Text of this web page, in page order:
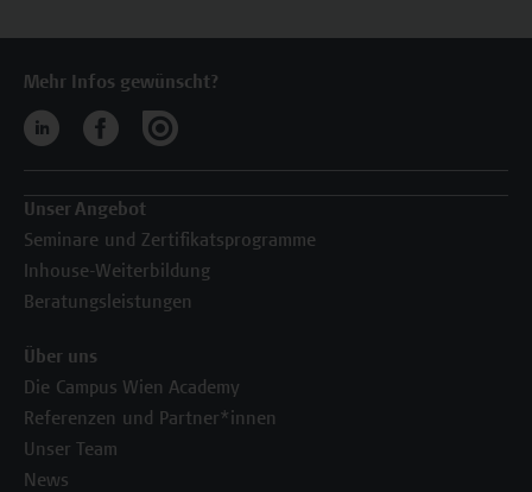
Mehr Infos gewünscht?
Unser Angebot
Seminare und Zertifikatsprogramme
Inhouse-Weiterbildung
Beratungsleistungen
Über uns
Die Campus Wien Academy
Referenzen und Partner*innen
Unser Team
News